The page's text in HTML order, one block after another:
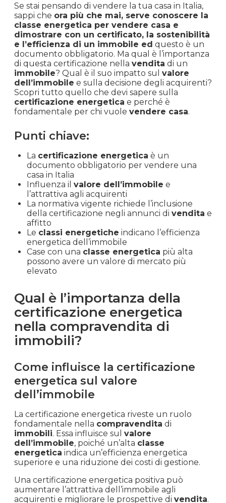
Se stai pensando di vendere la tua casa in Italia,
sappi che ora più che mai, serve conoscere la
classe energetica per vendere casa e
dimostrare con un certificato, la sostenibilità
e l’efficienza di un immobile ed questo è un
documento obbligatorio. Ma qual è l’importanza
di questa certificazione nella vendita di un
immobile? Qual è il suo impatto sul valore
dell’immobile e sulla decisione degli acquirenti?
Scopri tutto quello che devi sapere sulla
certificazione energetica e perché è
fondamentale per chi vuole vendere casa.
Punti chiave:
La certificazione energetica è un
documento obbligatorio per vendere una
casa in Italia
Influenza il valore dell’immobile e
l’attrattiva agli acquirenti
La normativa vigente richiede l’inclusione
della certificazione negli annunci di vendita e
affitto
Le classi energetiche indicano l’efficienza
energetica dell’immobile
Case con una classe energetica più alta
possono avere un valore di mercato più
elevato
Qual è l’importanza della
certificazione energetica
nella compravendita di
immobili?
Come influisce la certificazione
energetica sul valore
dell’immobile
La certificazione energetica riveste un ruolo
fondamentale nella compravendita di
immobili. Essa influisce sul valore
dell’immobile, poiché un’alta classe
energetica indica un’efficienza energetica
superiore e una riduzione dei costi di gestione.
Una certificazione energetica positiva può
aumentare l’attrattiva dell’immobile agli
acquirenti e migliorare le prospettive di vendita.